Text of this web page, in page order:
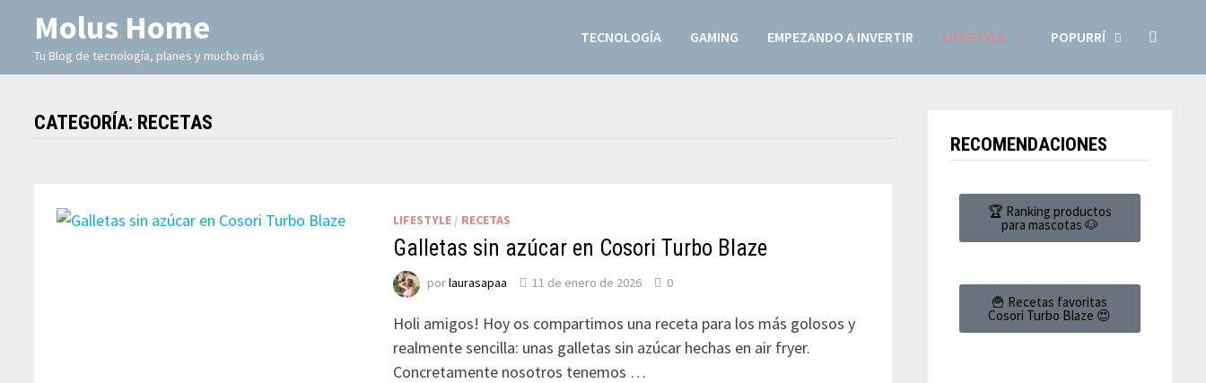
Molus Home
Tu Blog de tecnología, planes y mucho más
TECNOLOGÍA GAMING EMPEZANDO A INVERTIR LIFESTYLE POPURRÍ
CATEGORÍA: RECETAS
LIFESTYLE / RECETAS
Galletas sin azúcar en Cosori Turbo Blaze
porlaurasapaa 11 de enero de 2026 0
Holi amigos! Hoy os compartimos una receta para los más golosos y
realmente sencilla: unas galletas sin azúcar hechas en air fryer.
Concretamente nosotros tenemos …
RECOMENDACIONES
🏆 Ranking productos
para mascotas 🐶
🍟 Recetas favoritas
Cosori Turbo Blaze 😍